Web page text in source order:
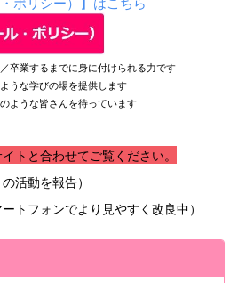
卒業するまでに身に付けられる力です
うな学びの場を提供します
ような皆さんを待っています
トと合わせてご覧ください。
の活動を報告）
ートフォンでより見やすく改良中）